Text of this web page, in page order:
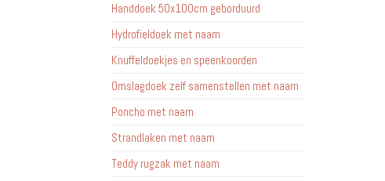
Handdoek 50x100cm geborduurd
Hydrofieldoek met naam
Knuffeldoekjes en speenkoorden
Omslagdoek zelf samenstellen met naam
Poncho met naam
Strandlaken met naam
Teddy rugzak met naam